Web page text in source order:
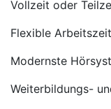
Vollzeit oder
Flexible
Modernste
Weiterbildungs-